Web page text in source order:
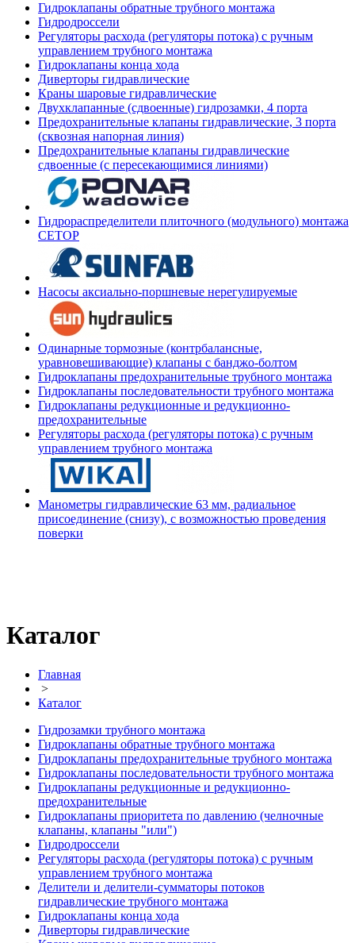
Гидроклапаны обратные трубного монтажа
Гидродроссели
Регуляторы расхода (регуляторы потока) с ручным
управлением трубного монтажа
Гидроклапаны конца хода
Диверторы гидравлические
Краны шаровые гидравлические
Двухклапанные (сдвоенные) гидрозамки, 4 порта
Предохранительные клапаны гидравлические, 3 порта
(сквозная напорная линия)
Предохранительные клапаны гидравлические
сдвоенные (с пересекающимися линиями)
Гидрораспределители плиточного (модульного) монтажа
СЕТОР
Насосы аксиально-поршневые нерегулируемые
Одинарные тормозные (контрбалансные,
уравновешивающие) клапаны с банджо-болтом
Гидроклапаны предохранительные трубного монтажа
Гидроклапаны последовательности трубного монтажа
Гидроклапаны редукционные и редукционно-
предохранительные
Регуляторы расхода (регуляторы потока) с ручным
управлением трубного монтажа
Манометры гидравлические 63 мм, радиальное
присоединение (снизу), с возможностью проведения
поверки
Каталог
Главная
>
Каталог
Гидрозамки трубного монтажа
Гидроклапаны обратные трубного монтажа
Гидроклапаны предохранительные трубного монтажа
Гидроклапаны последовательности трубного монтажа
Гидроклапаны редукционные и редукционно-
предохранительные
Гидроклапаны приоритета по давлению (челночные
клапаны, клапаны "или")
Гидродроссели
Регуляторы расхода (регуляторы потока) с ручным
управлением трубного монтажа
Делители и делители-сумматоры потоков
гидравлические трубного монтажа
Гидроклапаны конца хода
Диверторы гидравлические